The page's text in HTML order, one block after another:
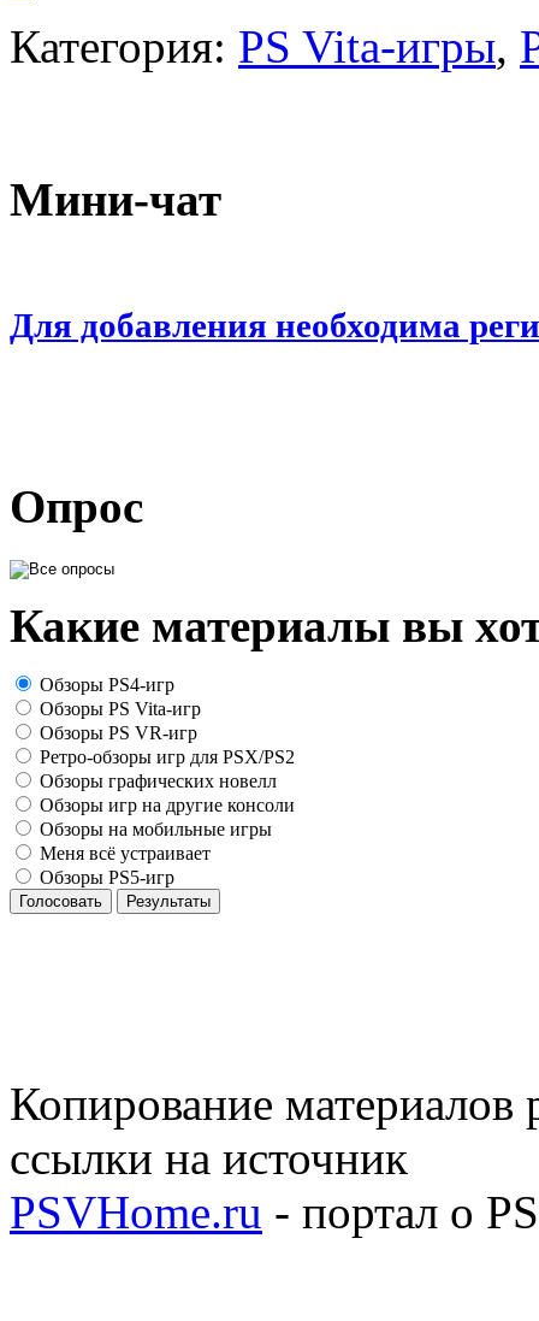
Категория: PS Vita-игры,
Мини-чат
Для добавления необходима
Опрос
Какие материалы вы
Обзоры PS4-игр
Обзоры PS Vita-игр
Обзоры PS VR-игр
Ретро-обзоры игр для PSX/PS2
Обзоры графических новелл
Обзоры игр на другие консоли
Обзоры на мобильные игры
Меня всё устраивает
Обзоры PS5-игр
Голосовать Результаты
Копирование материалов
ссылки на источник
PSVHome.ru - портал о